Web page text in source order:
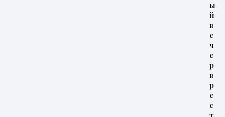
ы
й
в
е
ч
е
р
в
р
е
с